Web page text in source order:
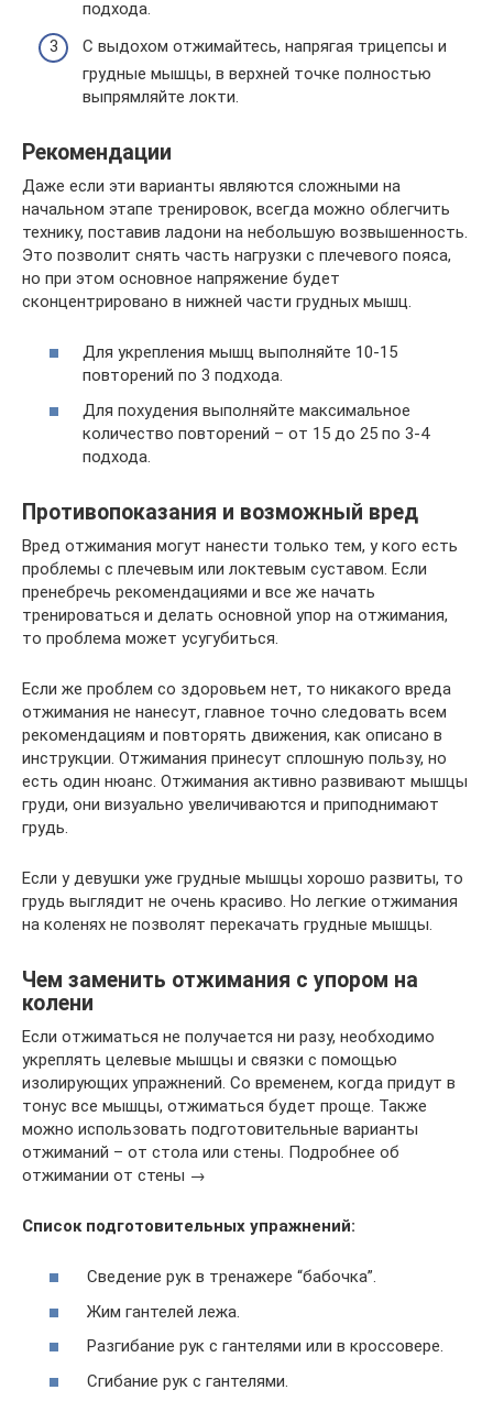
подхода.
С выдохом отжимайтесь, напрягая трицепсы и
грудные мышцы, в верхней точке полностью
выпрямляйте локти.
Рекомендации
Даже если эти варианты являются сложными на
начальном этапе тренировок, всегда можно облегчить
технику, поставив ладони на небольшую возвышенность.
Это позволит снять часть нагрузки с плечевого пояса,
но при этом основное напряжение будет
сконцентрировано в нижней части грудных мышц.
Для укрепления мышц выполняйте 10-15
повторений по 3 подхода.
Для похудения выполняйте максимальное
количество повторений – от 15 до 25 по 3-4
подхода.
Противопоказания и возможный вред
Вред отжимания могут нанести только тем, у кого есть
проблемы с плечевым или локтевым суставом. Если
пренебречь рекомендациями и все же начать
тренироваться и делать основной упор на отжимания,
то проблема может усугубиться.
Если же проблем со здоровьем нет, то никакого вреда
отжимания не нанесут, главное точно следовать всем
рекомендациям и повторять движения, как описано в
инструкции. Отжимания принесут сплошную пользу, но
есть один нюанс. Отжимания активно развивают мышцы
груди, они визуально увеличиваются и приподнимают
грудь.
Если у девушки уже грудные мышцы хорошо развиты, то
грудь выглядит не очень красиво. Но легкие отжимания
на коленях не позволят перекачать грудные мышцы.
Чем заменить отжимания с упором на
колени
Если отжиматься не получается ни разу, необходимо
укреплять целевые мышцы и связки с помощью
изолирующих упражнений. Со временем, когда придут в
тонус все мышцы, отжиматься будет проще. Также
можно использовать подготовительные варианты
отжиманий – от стола или стены. Подробнее об
отжимании от стены →
Список подготовительных упражнений:
Сведение рук в тренажере “бабочка”.
Жим гантелей лежа.
Разгибание рук с гантелями или в кроссовере.
Сгибание рук с гантелями.